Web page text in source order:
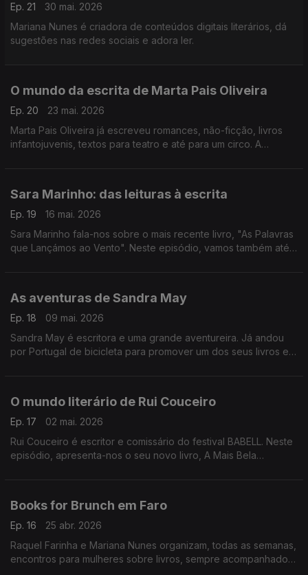
Ep. 21
30 mai. 2026
Mariana Nunes é criadora de conteúdos digitais literários, dá
sugestões nas redes sociais e adora ler.
O mundo da escrita de Marta Pais Oliveira
Ep. 20
23 mai. 2026
Marta Pais Oliveira já escreveu romances, não-ficção, livros
infantojuvenis, textos para teatro e até para um circo. A
Sara Marinho: das leituras à escrita
Ep. 19
16 mai. 2026
Sara Marinho fala-nos sobre o mais recente livro, "As Palavras
que Lançámos ao Vento". Neste episódio, vamos também até
As aventuras de Sandra May
Ep. 18
09 mai. 2026
Sandra May é escritora e uma grande aventureira. Já andou
por Portugal de bicicleta para promover um dos seus livros e
O mundo literário de Rui Couceiro
Ep. 17
02 mai. 2026
Rui Couceiro é escritor e comissário do festival BABELL. Neste
episódio, apresenta-nos o seu novo livro, A Mais Bela
Books for Brunch em Faro
Ep. 16
25 abr. 2026
Raquel Farinha e Mariana Nunes organizam, todas as semanas,
encontros para mulheres sobre livros, sempre acompanhados